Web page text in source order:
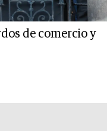
de comercio y